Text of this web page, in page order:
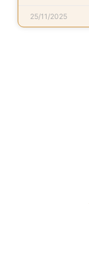
25/11/2025